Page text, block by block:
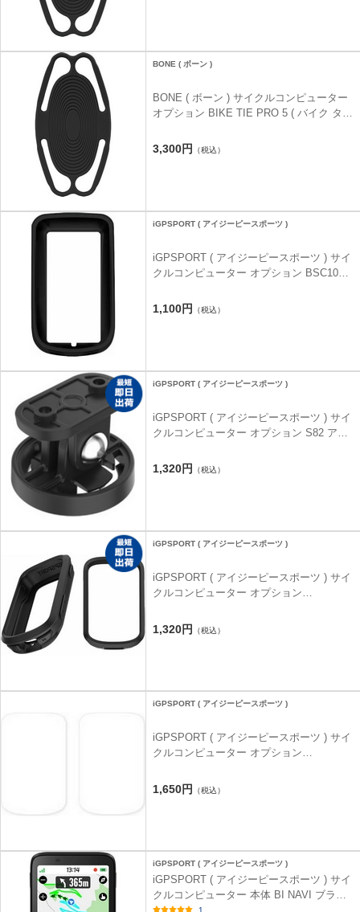
BONE ( ボーン )
BONE ( ボーン ) サイクルコンピューター
オプション BIKE TIE PRO 5 ( バイク タイ
3,300円 （税込）
iGPSPORT ( アイジーピースポーツ )
iGPSPORT ( アイジーピースポーツ ) サイ
クルコンピューター オプション BSC100S
1,100円 （税込）
iGPSPORT ( アイジーピースポーツ )
iGPSPORT ( アイジーピースポーツ ) サイ
クルコンピューター オプション S82 アダ
1,320円 （税込）
iGPSPORT ( アイジーピースポーツ )
iGPSPORT ( アイジーピースポーツ ) サイ
クルコンピューター オプション
ック
1,320円 （税込）
iGPSPORT ( アイジーピースポーツ )
iGPSPORT ( アイジーピースポーツ ) サイ
クルコンピューター オプション
1,650円 （税込）
iGPSPORT ( アイジーピースポーツ )
iGPSPORT ( アイジーピースポーツ ) サイ
クルコンピューター 本体 BI NAVI ブラッ